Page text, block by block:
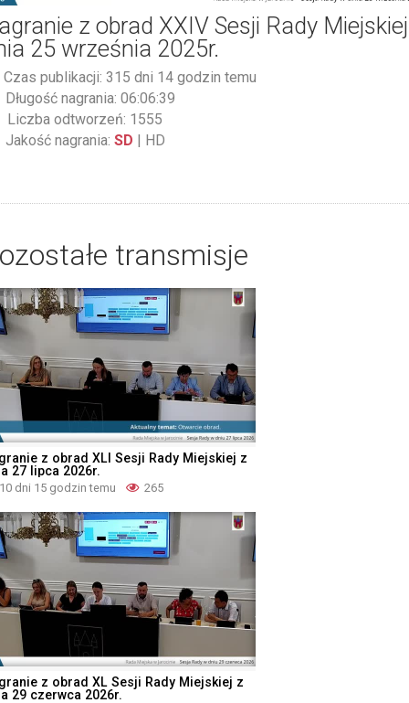
z obrad XXIV Sesji Rady
25 września 2025r.
Czas publikacji: 315 dni 14 godzin temu
Długość nagrania: 06:06:39
Liczba odtworzeń: 1555
Jakość nagrania: SD | HD
transmisje
z obrad XLI Sesji Rady Miejskiej z
27 lipca 2026r.
10 dni 15 godzin temu 265
z obrad XL Sesji Rady Miejskiej z
29 czerwca 2026r.